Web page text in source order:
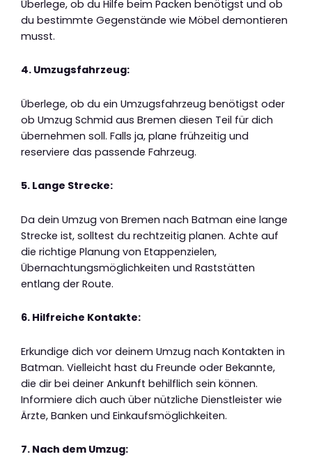
Überlege, ob du Hilfe beim Packen benötigst und ob
du bestimmte Gegenstände wie Möbel demontieren
musst.
4. Umzugsfahrzeug:
Überlege, ob du ein Umzugsfahrzeug benötigst oder
ob Umzug Schmid aus Bremen diesen Teil für dich
übernehmen soll. Falls ja, plane frühzeitig und
reserviere das passende Fahrzeug.
5. Lange Strecke:
Da dein Umzug von Bremen nach Batman eine lange
Strecke ist, solltest du rechtzeitig planen. Achte auf
die richtige Planung von Etappenzielen,
Übernachtungsmöglichkeiten und Raststätten
entlang der Route.
6. Hilfreiche Kontakte:
Erkundige dich vor deinem Umzug nach Kontakten in
Batman. Vielleicht hast du Freunde oder Bekannte,
die dir bei deiner Ankunft behilflich sein können.
Informiere dich auch über nützliche Dienstleister wie
Ärzte, Banken und Einkaufsmöglichkeiten.
7. Nach dem Umzug: